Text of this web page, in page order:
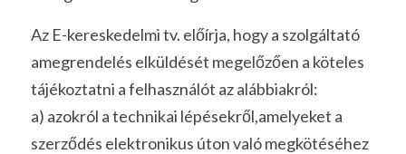
Az E-kereskedelmi tv. előírja, hogy a szolgáltató
amegrendelés elküldését megelőzően a köteles
tájékoztatni a felhasználót az alábbiakról:
a) azokról a technikai lépésekről,amelyeket a
szerződés elektronikus úton való megkötéséhez